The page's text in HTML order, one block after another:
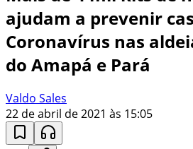
ajudam a prevenir
Coronavírus nas
do Amapá e Pará
Valdo Sales
22 de abril de 2021 às 15:05